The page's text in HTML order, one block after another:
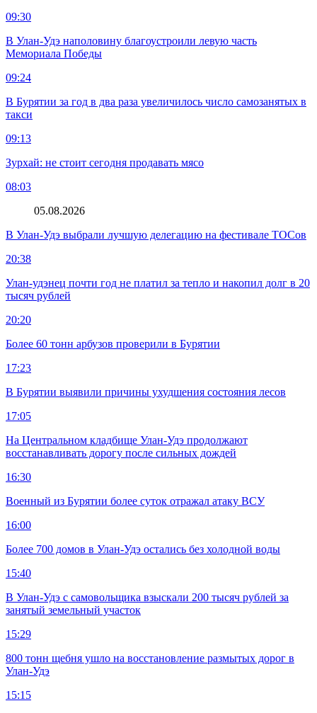
09:30
В Улан-Удэ наполовину благоустроили левую часть
Мемориала Победы
09:24
В Бурятии за год в два раза увеличилось число самозанятых в
такси
09:13
Зурхай: не стоит сегодня продавать мясо
08:03
05.08.2026
В Улан-Удэ выбрали лучшую делегацию на фестивале ТОСов
20:38
Улан-удэнец почти год не платил за тепло и накопил долг в 20
тысяч рублей
20:20
Более 60 тонн арбузов проверили в Бурятии
17:23
В Бурятии выявили причины ухудшения состояния лесов
17:05
На Центральном кладбище Улан-Удэ продолжают
восстанавливать дорогу после сильных дождей
16:30
Военный из Бурятии более суток отражал атаку ВСУ
16:00
Более 700 домов в Улан-Удэ остались без холодной воды
15:40
В Улан-Удэ с самовольщика взыскали 200 тысяч рублей за
занятый земельный участок
15:29
800 тонн щебня ушло на восстановление размытых дорог в
Улан-Удэ
15:15